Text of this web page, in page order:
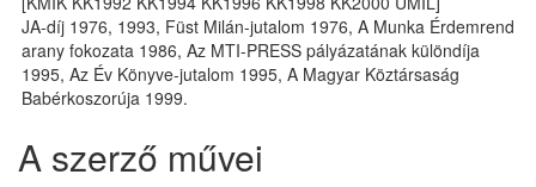
JA-díj 1976, 1993, Füst Milán-jutalom 1976, A Munka Érdemrend
arany fokozata 1986, Az MTI-PRESS pályázatának különdíja
1995, Az Év Könyve-jutalom 1995, A Magyar Köztársaság
Babérkoszorúja 1999.
A szerző művei